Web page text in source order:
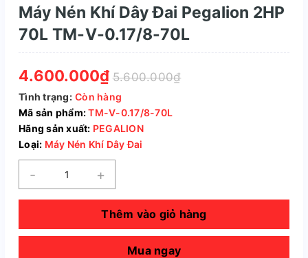
Máy Nén Khí Dây Đai Pegalion 2HP
70L TM-V-0.17/8-70L
4.600.000₫ 5.600.000₫
Tình trạng: Còn hàng
Mã sản phẩm:TM-V-0.17/8-70L
Hãng sản xuất: PEGALION
Loại: Máy Nén Khí Dây Đai
- +
Thêm vào giỏ hàng
Mua ngay